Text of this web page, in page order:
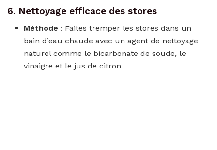
6. Nettoyage efficace des stores
Méthode : Faites tremper les stores dans un
bain d’eau chaude avec un agent de nettoyage
naturel comme le bicarbonate de soude, le
vinaigre et le jus de citron.